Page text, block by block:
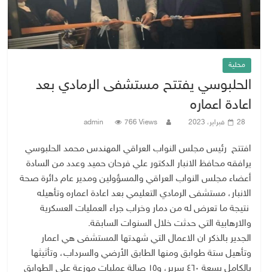
محلية
الحلبوسي يفتتح مستشفى الرمادي بعد
اعادة اعماره
28 فبراير، 2023 admin 766 Views
افتتح رئيس مجلس النواب العراقي المهندس محمد الحلبوسي
يرافقه محافظ الانبار الدكتور علي فرحان حميد وعدد من السادة
أعضاء مجلس النواب العراقي والمسؤولين ومدير عام دائرة صحة
الانبار، مستشفى الرمادي التعليمي بعد اعادة اعماره وتأهيله
نتيجة ما تعرض له من دمار وخراب جراء العمليات العسكرية
والارهابية التي حدثت خلال السنوات السابقة.
الجدير بالذكر ان الاعمال التي شهدتها المستشفى هي اعمار
وتأهيل ستة طوابق ومنها الطابق الأرضي والسرداب، وتأثيثها
بالكامل بسعة ٤٦٠ سرير، و١٥ صالة عمليات موزعة على الطوابق